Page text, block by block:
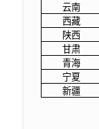
云南
西藏
陕西
甘肃
青海
宁夏
新疆